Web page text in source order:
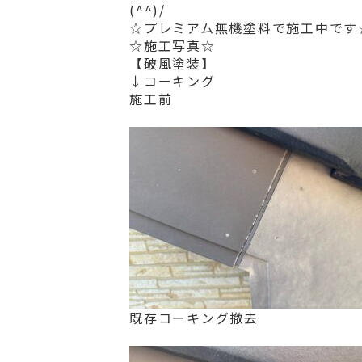
(^^)/
☆プレミアム無機塗料で施工中で
☆施工写真☆
【破風塗装】
↓コーキング
施工前
既存コーキング撤去